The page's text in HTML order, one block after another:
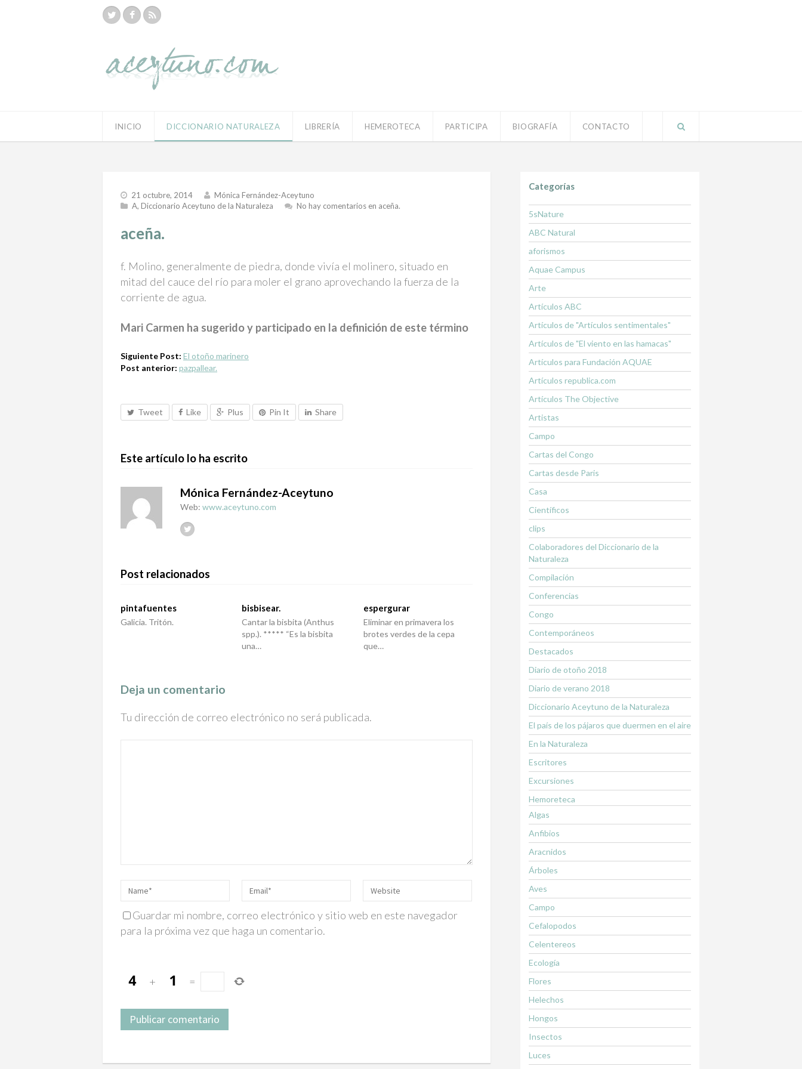
INICIO DICCIONARIO NATURALEZA LIBRERÍA HEMEROTECA PARTICIPA BIOGRAFÍA CONTACTO
21 octubre, 2014
Mónica Fernández-Aceytuno
A, Diccionario Aceytuno de la Naturaleza No hay comentarios en aceña.
aceña.
f. Molino, generalmente de piedra, donde vivía el molinero, situado en
mitad del cauce del río para moler el grano aprovechando la fuerza de la
corriente de agua.
Mari Carmen ha sugerido y participado en la definición de este término
Siguiente Post: El otoño marinero
Post anterior: pazpallear.
Tweet Like Plus Pin It Share
Este artículo lo ha escrito
Mónica Fernández-Aceytuno
Web: www.aceytuno.com
Post relacionados
pintafuentes
Galicia. Tritón.
bisbisear.
Cantar la bisbita (Anthus
spp.). ***** “Es la bisbita
una…
espergurar
Eliminar en primavera los
brotes verdes de la cepa
que…
Deja un comentario
Tu dirección de correo electrónico no será publicada.
Guardar mi nombre, correo electrónico y sitio web en este navegador
para la próxima vez que haga un comentario.
+ =
Categorías
5sNature
ABC Natural
aforismos
Aquae Campus
Arte
Artículos ABC
Artículos de "Artículos sentimentales"
Artículos de "El viento en las hamacas"
Artículos para Fundación AQUAE
Artículos republica.com
Artículos The Objective
Artistas
Campo
Cartas del Congo
Cartas desde Paris
Casa
Científicos
clips
Colaboradores del Diccionario de la
Naturaleza
Compilación
Conferencias
Congo
Contemporáneos
Destacados
Diario de otoño 2018
Diario de verano 2018
Diccionario Aceytuno de la Naturaleza
El país de los pájaros que duermen en el aire
En la Naturaleza
Escritores
Excursiones
Hemoreteca
Algas
Anfibios
Aracnidos
Árboles
Aves
Campo
Cefalopodos
Celentereos
Ecología
Flores
Helechos
Hongos
Insectos
Luces